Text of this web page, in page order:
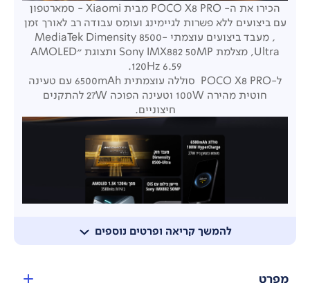
להמשך קריאה ופרטים נוספים
הכירו את ה- POCO X8 PRO מבית Xiaomi - סמארטפון
עם ביצועים ללא פשרות לגיימינג ועומס עבודה רב לאורך זמן
,
מעבד ביצועים עוצמתי MediaTek Dimensity 8500-
Ultra, מצלמת Sony IMX882 50MP ו
תצוגת "AMOLED
120Hz 6.59.
ל-POCO X8 PRO סוללה עוצמתית 6500mAh עם טעינה
חוטית מהירה 100W ו
טעינה הפוכה 27W להתקנים
חיצוניים.
מפרט